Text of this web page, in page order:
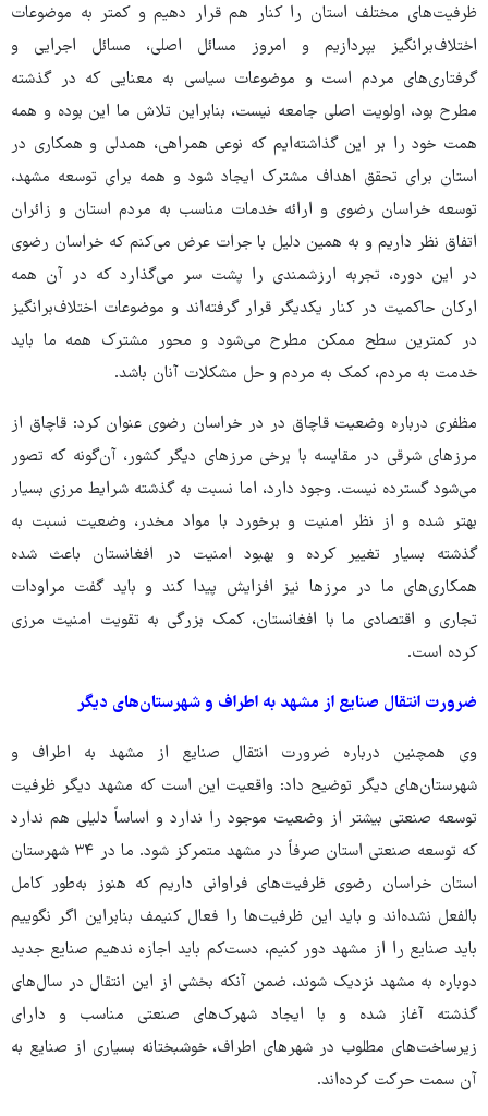
ظرفیت‌های مختلف استان را کنار هم قرار دهیم و کمتر به موضوعات
اختلاف‌برانگیز بپردازیم و امروز مسائل اصلی، مسائل اجرایی و
گرفتاری‌های مردم است و موضوعات سیاسی به معنایی که در گذشته
مطرح بود، اولویت اصلی جامعه نیست، بنابراین تلاش ما این بوده و همه
همت خود را بر این گذاشته‌ایم که نوعی همراهی، همدلی و همکاری در
استان برای تحقق اهداف مشترک ایجاد شود و همه برای توسعه مشهد،
توسعه خراسان رضوی و ارائه خدمات مناسب به مردم استان و زائران
اتفاق نظر داریم و به همین دلیل با جرات عرض می‌کنم که خراسان رضوی
در این دوره، تجربه ارزشمندی را پشت سر می‌گذارد که در آن همه
ارکان حاکمیت در کنار یکدیگر قرار گرفته‌اند و موضوعات اختلاف‌برانگیز
در کمترین سطح ممکن مطرح می‌شود و محور مشترک همه ما باید
خدمت به مردم، کمک به مردم و حل مشکلات آنان باشد.
مظفری درباره وضعیت قاچاق در در خراسان رضوی عنوان کرد: قاچاق از
مرزهای شرقی در مقایسه با برخی مرزهای دیگر کشور، آن‌گونه که تصور
می‌شود گسترده نیست. وجود دارد، اما نسبت به گذشته شرایط مرزی بسیار
بهتر شده و از نظر امنیت و برخورد با مواد مخدر، وضعیت نسبت به
گذشته بسیار تغییر کرده و بهبود امنیت در افغانستان باعث شده
همکاری‌های ما در مرزها نیز افزایش پیدا کند و باید گفت مراودات
تجاری و اقتصادی ما با افغانستان، کمک بزرگی به تقویت امنیت مرزی
کرده است.
ضرورت انتقال صنایع از مشهد به اطراف و شهرستان‌های دیگر
وی همچنین درباره ضرورت انتقال صنایع از مشهد به اطراف و
شهرستان‌های دیگر توضیح داد: واقعیت این است که مشهد دیگر ظرفیت
توسعه صنعتی بیشتر از وضعیت موجود را ندارد و اساساً دلیلی هم ندارد
که توسعه صنعتی استان صرفاً در مشهد متمرکز شود. ما در ۳۴ شهرستان
استان خراسان رضوی ظرفیت‌های فراوانی داریم که هنوز به‌طور کامل
بالفعل نشده‌اند و باید این ظرفیت‌ها را فعال کنیمف بنابراین اگر نگوییم
باید صنایع را از مشهد دور کنیم، دست‌کم باید اجازه ندهیم صنایع جدید
دوباره به مشهد نزدیک شوند، ضمن آنکه بخشی از این انتقال در سال‌های
گذشته آغاز شده و با ایجاد شهرک‌های صنعتی مناسب و دارای
زیرساخت‌های مطلوب در شهرهای اطراف، خوشبختانه بسیاری از صنایع به
آن سمت حرکت کرده‌اند.